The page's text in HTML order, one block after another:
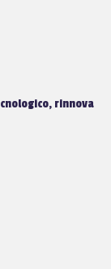
rinnova